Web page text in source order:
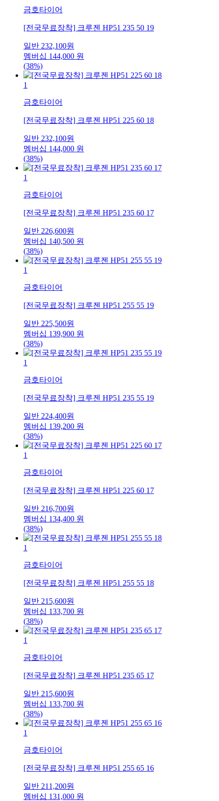
금호타이어
[전국무료장착] 크루젠 HP51 235 50 19
일반 232,100원
멤버십 144,000 원
(38%)
1
금호타이어
[전국무료장착] 크루젠 HP51 225 60 18
일반 232,100원
멤버십 144,000 원
(38%)
1
금호타이어
[전국무료장착] 크루젠 HP51 235 60 17
일반 226,600원
멤버십 140,500 원
(38%)
1
금호타이어
[전국무료장착] 크루젠 HP51 255 55 19
일반 225,500원
멤버십 139,900 원
(38%)
1
금호타이어
[전국무료장착] 크루젠 HP51 235 55 19
일반 224,400원
멤버십 139,200 원
(38%)
1
금호타이어
[전국무료장착] 크루젠 HP51 225 60 17
일반 216,700원
멤버십 134,400 원
(38%)
1
금호타이어
[전국무료장착] 크루젠 HP51 255 55 18
일반 215,600원
멤버십 133,700 원
(38%)
1
금호타이어
[전국무료장착] 크루젠 HP51 235 65 17
일반 215,600원
멤버십 133,700 원
(38%)
1
금호타이어
[전국무료장착] 크루젠 HP51 255 65 16
일반 211,200원
멤버십 131,000 원